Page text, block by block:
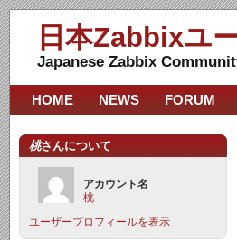
日本Zabbixユ
Japanese Zabbix
HOME NEWS FORUM
桃さんについて
アカウント名
桃
ユーザープロフィールを表示